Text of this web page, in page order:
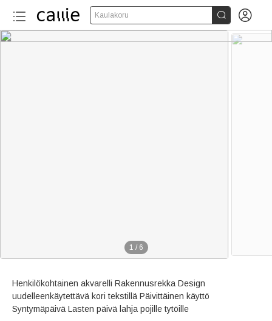
Kaulakoru  
1 / 6
Henkilökohtainen akvarelli Rakennusrekka Design
uudelleenkäytettävä kori tekstillä Päivittäinen käyttö
Syntymäpäivä Lasten päivä lahja pojille tytöille